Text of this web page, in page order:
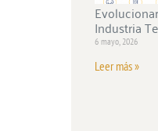
Industria
6 mayo, 2026
Leer más »